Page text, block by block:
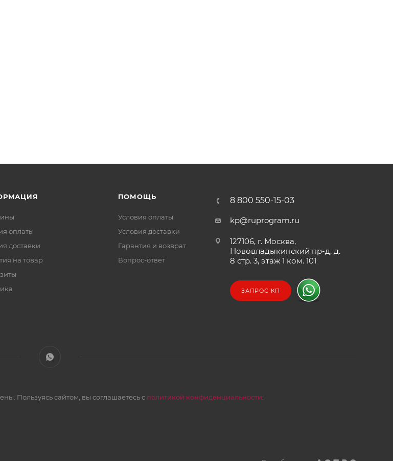
оплаты
доставки
на товар
ПОМОЩЬ
Условия оплаты
Условия доставки
Гарантия и возврат
Вопрос-ответ
8 800 550-15-03
kp@ruprogram.ru
127106, г. Москва,
Нововладыкинский пр-д, д.
8 стр. 3, этаж 1 ком. 101
ЗАПРОС КП
Пользуясь сайтом, вы соглашаетесь с политикой конфиденциальности